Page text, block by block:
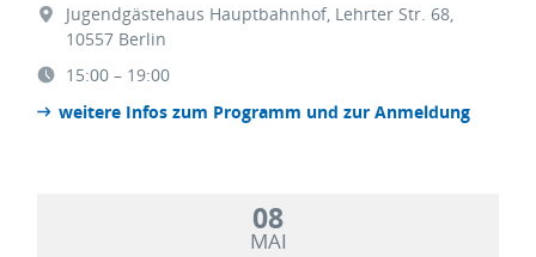
Jugendgästehaus Hauptbahnhof, Lehrter Str. 68,
10557 Berlin
15:00 – 19:00
weitere Infos zum Programm und zur Anmeldung
08
MAI